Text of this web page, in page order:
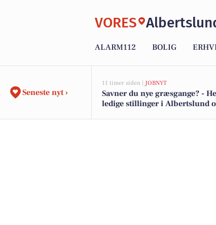
VORES
ALARM112 BOLIG
Seneste nyt ›
11 timer siden | JOBNYT
Savner du nye græsgange? -
ledige stillinger i Albertslund